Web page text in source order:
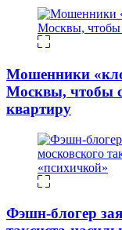
Мошенники
Москвы, чтобы
квартиру
Фэшн-блогер